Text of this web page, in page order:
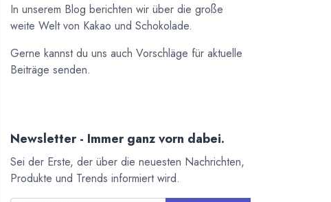
In unserem Blog berichten wir über die große
weite Welt von Kakao und Schokolade.
Gerne kannst du uns auch Vorschläge für aktuelle
Beiträge senden.
Newsletter - Immer ganz vorn dabei.
Sei der Erste, der über die neuesten Nachrichten,
Produkte und Trends informiert wird.